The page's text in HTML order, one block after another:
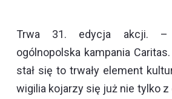
Trwa 31. edycja akcji. –
ogólnopolska kampania
stał się to trwały element
wigilia kojarzy się już nie tylko z